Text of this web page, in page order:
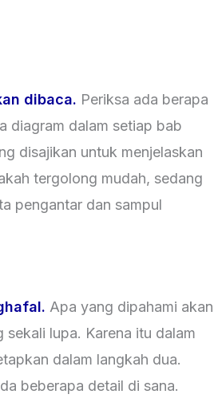
dibaca. Periksa ada berapa
diagram dalam setiap bab
disajikan untuk menjelaskan
tergolong mudah, sedang
pengantar dan sampul
Apa yang dipahami akan
lupa. Karena itu dalam
dalam langkah dua.
beberapa detail di sana.